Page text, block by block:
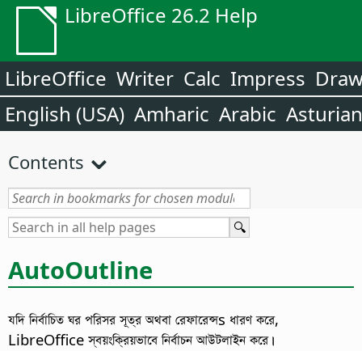
LibreOffice 26.2 Help
LibreOffice Writer Calc Impress
English (USA) Amharic Arabic Asturian
Contents
AutoOutline
যদি নির্বাচিত ঘর পরিসর সূত্র অথবা রেফারেন্সs ধারণ করে,
LibreOffice স্বয়ংক্রিয়ভাবে নির্বাচন আউটলাইন করে।